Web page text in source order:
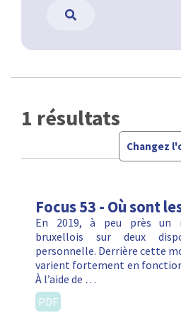
1 résultats
Changez
Focus 53 - Où sont
En 2019, à peu près un
bruxellois sur deux
personnelle. Derrière cette
varient fortement en fonction
À l’aide de …
PDF